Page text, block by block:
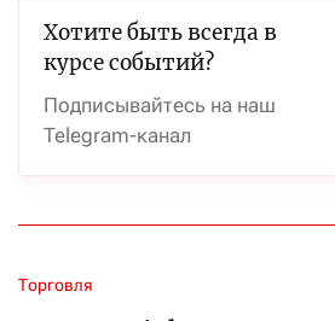
Хотите быть всегда в
курсе событий?
Подписывайтесь на наш
Telegram-канал
Торговля